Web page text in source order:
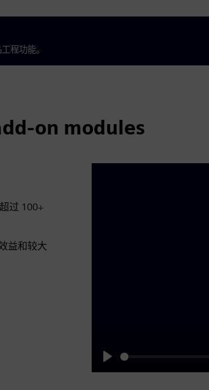
程功能。
on modules
过 100+
益和较大
Play